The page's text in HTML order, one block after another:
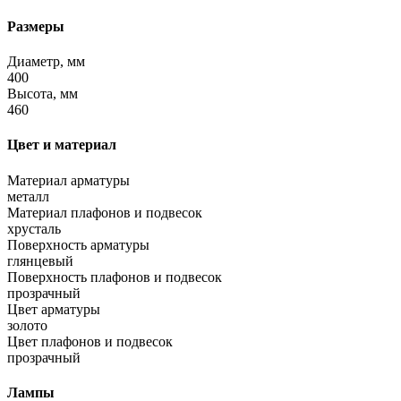
Размеры
Диаметр, мм
400
Высота, мм
460
Цвет и материал
Материал арматуры
металл
Материал плафонов и подвесок
хрусталь
Поверхность арматуры
глянцевый
Поверхность плафонов и подвесок
прозрачный
Цвет арматуры
золото
Цвет плафонов и подвесок
прозрачный
Лампы